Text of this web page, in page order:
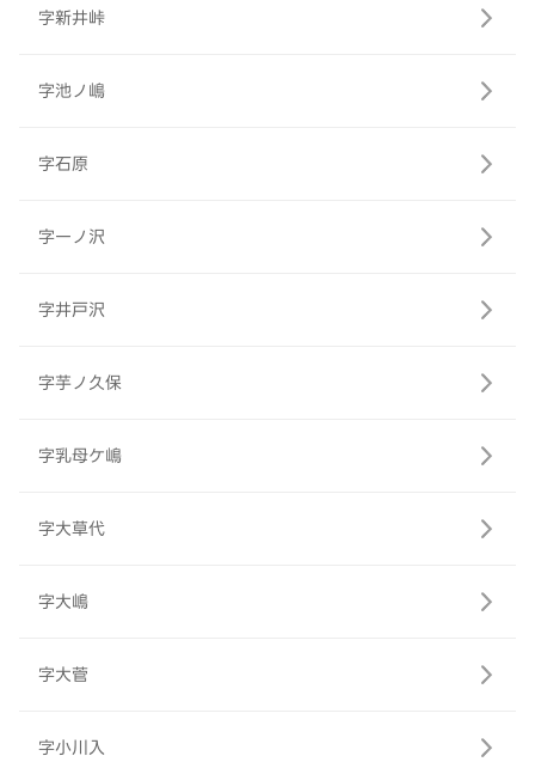
字新井峠
字池ノ嶋
字石原
字一ノ沢
字井戸沢
字芋ノ久保
字乳母ケ嶋
字大草代
字大嶋
字大菅
字小川入